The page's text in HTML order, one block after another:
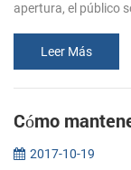
apertura, el público
en el trabajo, la r...
Leer Más
Cómo
2017-10-19